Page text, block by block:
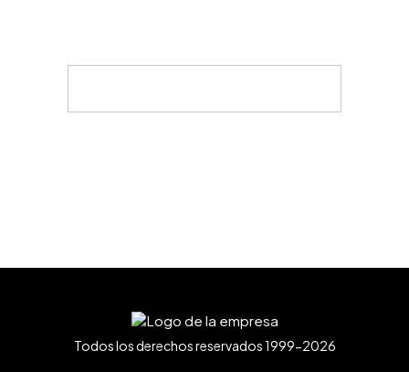
Todos los derechos reservados 1999-2026